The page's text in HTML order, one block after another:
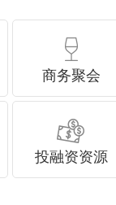
商务聚会
投融资资源